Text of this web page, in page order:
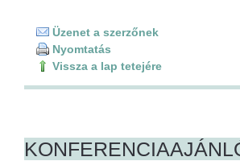
Üzenet a szerzőnek
Nyomtatás
Vissza a lap tetejére